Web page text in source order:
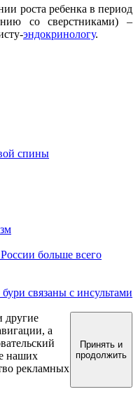
роста ребенка в период
со сверстниками) –
эндокринологу.
спины
больше всего
связаны с инсультами
другие
а
наших
рекламных
Принять и
продолжить